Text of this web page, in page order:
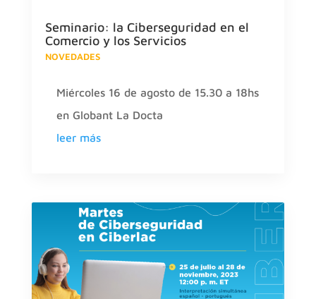
Seminario: la Ciberseguridad en el
Comercio y los Servicios
NOVEDADES
Miércoles 16 de agosto de 15.30 a 18hs
en Globant La Docta
leer más